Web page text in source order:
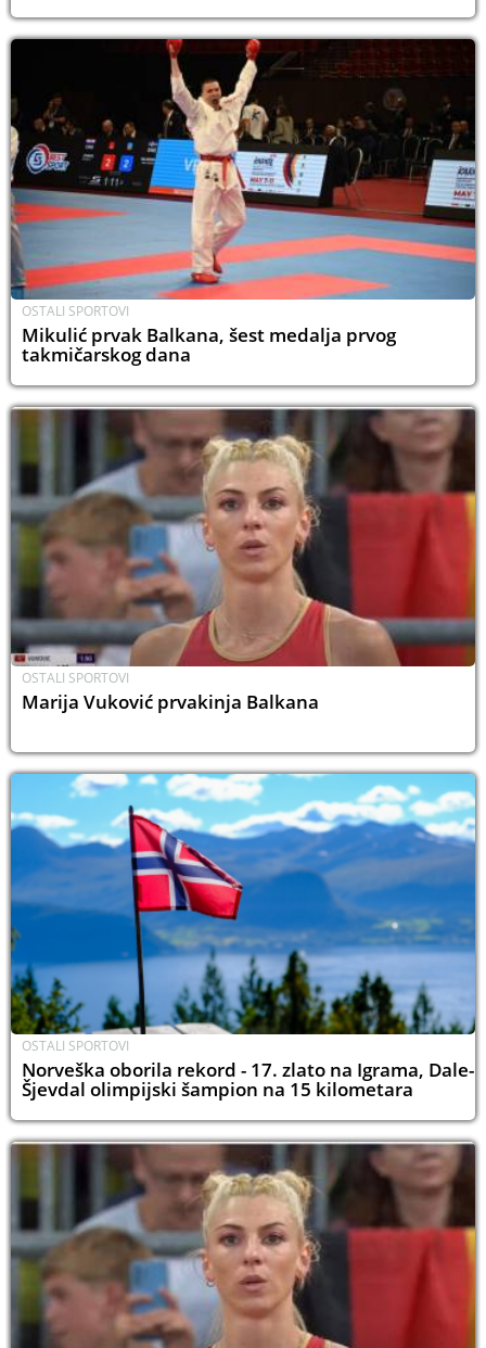
OSTALI SPORTOVI
Mikulić prvak Balkana, šest medalja prvog
takmičarskog dana
OSTALI SPORTOVI
Marija Vuković prvakinja Balkana
OSTALI SPORTOVI
Norveška oborila rekord - 17. zlato na Igrama, Dale-
Šjevdal olimpijski šampion na 15 kilometara